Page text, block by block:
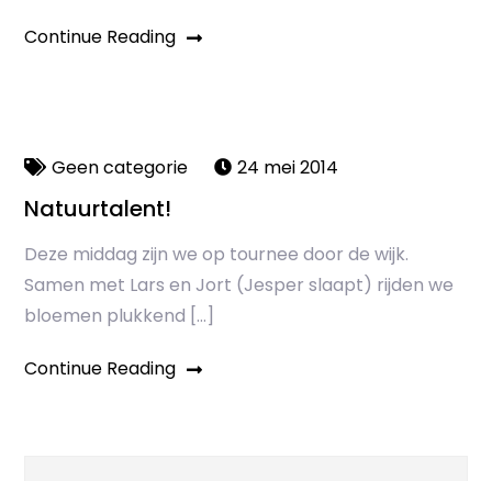
Continue Reading
Geen categorie 24 mei 2014
Natuurtalent!
Deze middag zijn we op tournee door de wijk.
Samen met Lars en Jort (Jesper slaapt) rijden we
bloemen plukkend […]
Continue Reading